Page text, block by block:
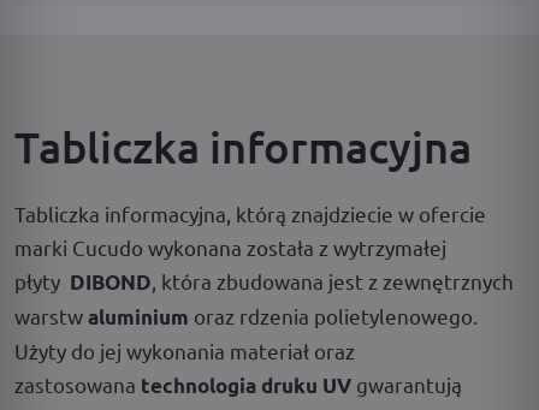
Tabliczka informacyjna
Tabliczka informacyjna, którą znajdziecie w ofercie
marki Cucudo wykonana została z wytrzymałej
płyty DIBOND , która zbudowana jest z zewnętrznych
warstwaluminium oraz rdzenia polietylenowego.
Użyty do jej wykonania materiał oraz
zastosowana technologia druku UV gwarantują